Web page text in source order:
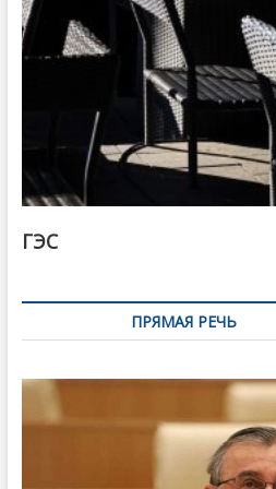
ГЭС
ПРЯМАЯ РЕЧЬ